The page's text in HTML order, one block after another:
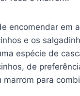
encomendar em
e os
espécie de
de
marrom para